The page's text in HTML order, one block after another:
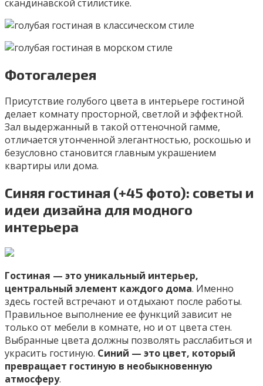
скандинавской стилистике.
Фотогалерея
Присутствие голубого цвета в интерьере гостиной
делает комнату просторной, светлой и эффектной.
Зал выдержанный в такой оттеночной гамме,
отличается утонченной элегантностью, роскошью и
безусловно становится главным украшением
квартиры или дома.
Синяя гостиная (+45 фото): советы и
идеи дизайна для модного
интерьера
Гостиная — это уникальный интерьер,
центральный элемент каждого дома. Именно
здесь гостей встречают и отдыхают после работы.
Правильное выполнение ее функций зависит не
только от мебели в комнате, но и от цвета стен.
Выбранные цвета должны позволять расслабиться и
украсить гостиную. Синий — это цвет, который
превращает гостиную в необыкновенную
атмосферу.